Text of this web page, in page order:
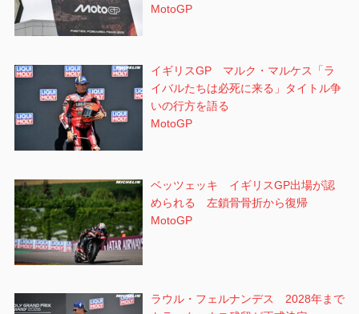
MotoGP
イギリスGP マルク・マルケス「ラ
イバルたちは必死に来る」タイトル争
いの行方を語る
MotoGP
ベッツェッキ イギリスGP出場が認
められる 左鎖骨骨折から復帰
MotoGP
ラウル・フェルナンデス 2028年まで